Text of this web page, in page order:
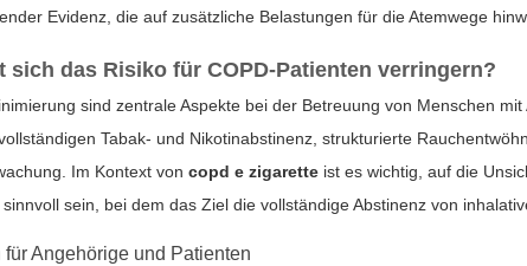
Evidenz, die auf zusätzliche Belastungen für die Atemwege
sich das Risiko für COPD-Patienten verringern?
sind zentrale Aspekte bei der Betreuung von Menschen
Tabak- und Nikotinabstinenz, strukturierte
Im Kontext voncopd e zigarette ist es wichtig, auf die
sein, bei dem das Ziel die vollständige Abstinenz von
Angehörige und Patienten